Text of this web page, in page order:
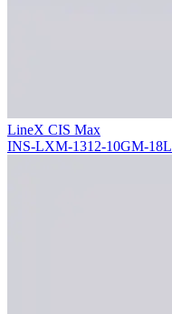
LineX CIS Max
INS-LXM-1312-10GM-18L